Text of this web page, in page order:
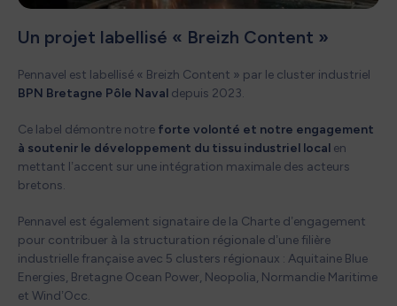
Un projet labellisé « Breizh Content »
Pennavel est labellisé « Breizh Content » par le cluster industriel
BPN Bretagne Pôle Naval depuis 2023.
Ce label démontre notre forte volonté et notre engagement
à soutenir le développement du tissu industriel local en
mettant l’accent sur une intégration maximale des acteurs
bretons.
Pennavel est également signataire de la Charte d’engagement
pour contribuer à la structuration régionale d’une filière
industrielle française avec 5 clusters régionaux : Aquitaine Blue
Energies, Bretagne Ocean Power, Neopolia, Normandie Maritime
et Wind’Occ. ​